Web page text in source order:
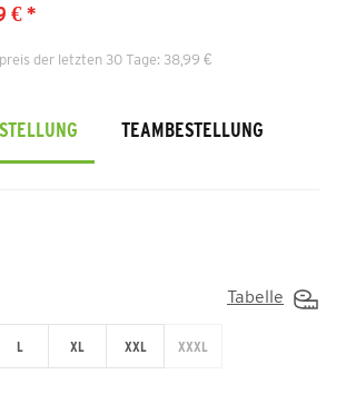
€ *
der letzten 30 Tage: 38,99 €
TEAMBESTELLUNG
Tabelle
L XL XXL XXXL